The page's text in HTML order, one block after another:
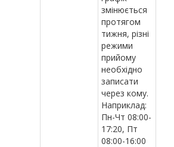
змінюється
протягом
тижня, різні
режими
прийому
необхідно
записати
через кому.
Наприклад:
Пн-Чт 08:00-
17:20, Пт
08:00-16:00